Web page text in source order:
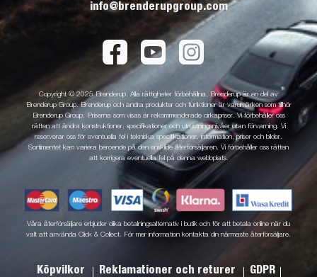
info@brenderupgroup.com
Copyright © 2025 Brenderup. Alla rättigheter förbehållna. Brenderup är en del av
Brenderup Group. Brenderup och andra produkter och funktioner är varumärken som tillhör
Brenderup Group. Priserna som visas är rekommenderade cirkapriser. Vi förbehåller oss
rätten att ändra konstruktioner, specifikationer och utrustningsnivåer utan förvarning. Vi
reserverar oss för eventuella fel i tekniska specifikationer, information, priser och bilder.
Sortimentet kan variera beroende på den enskilde återförsäljaren. Vi förbehåller oss rätten
att korrigera eventuella fel på denna webbplats.
Våra återförsäljare erbjuder olika betalningsalternativ i butik och för att betala online när du
valt att använda Click & Collect. För mer information kontakta din närmaste återförsäljare.
Köpvilkor Reklamationer och returer GDPR